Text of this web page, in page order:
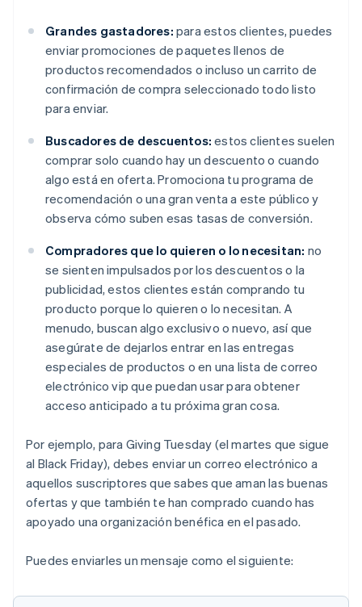
Grandes gastadores: para estos clientes, puedes
enviar promociones de paquetes llenos de
productos recomendados o incluso un carrito de
confirmación de compra seleccionado todo listo
para enviar.
Buscadores de descuentos: estos clientes suelen
comprar solo cuando hay un descuento o cuando
algo está en oferta. Promociona tu programa de
recomendación o una gran venta a este público y
observa cómo suben esas tasas de conversión.
Compradores que lo quieren o lo necesitan: no
se sienten impulsados por los descuentos o la
publicidad, estos clientes están comprando tu
producto porque lo quieren o lo necesitan. A
menudo, buscan algo exclusivo o nuevo, así que
asegúrate de dejarlos entrar en las entregas
especiales de productos o en una lista de correo
electrónico vip que puedan usar para obtener
acceso anticipado a tu próxima gran cosa.
Por ejemplo, para Giving Tuesday (el martes que sigue
al Black Friday), debes enviar un correo electrónico a
aquellos suscriptores que sabes que aman las buenas
ofertas y que también te han comprado cuando has
apoyado una organización benéfica en el pasado.
Puedes enviarles un mensaje como el siguiente: